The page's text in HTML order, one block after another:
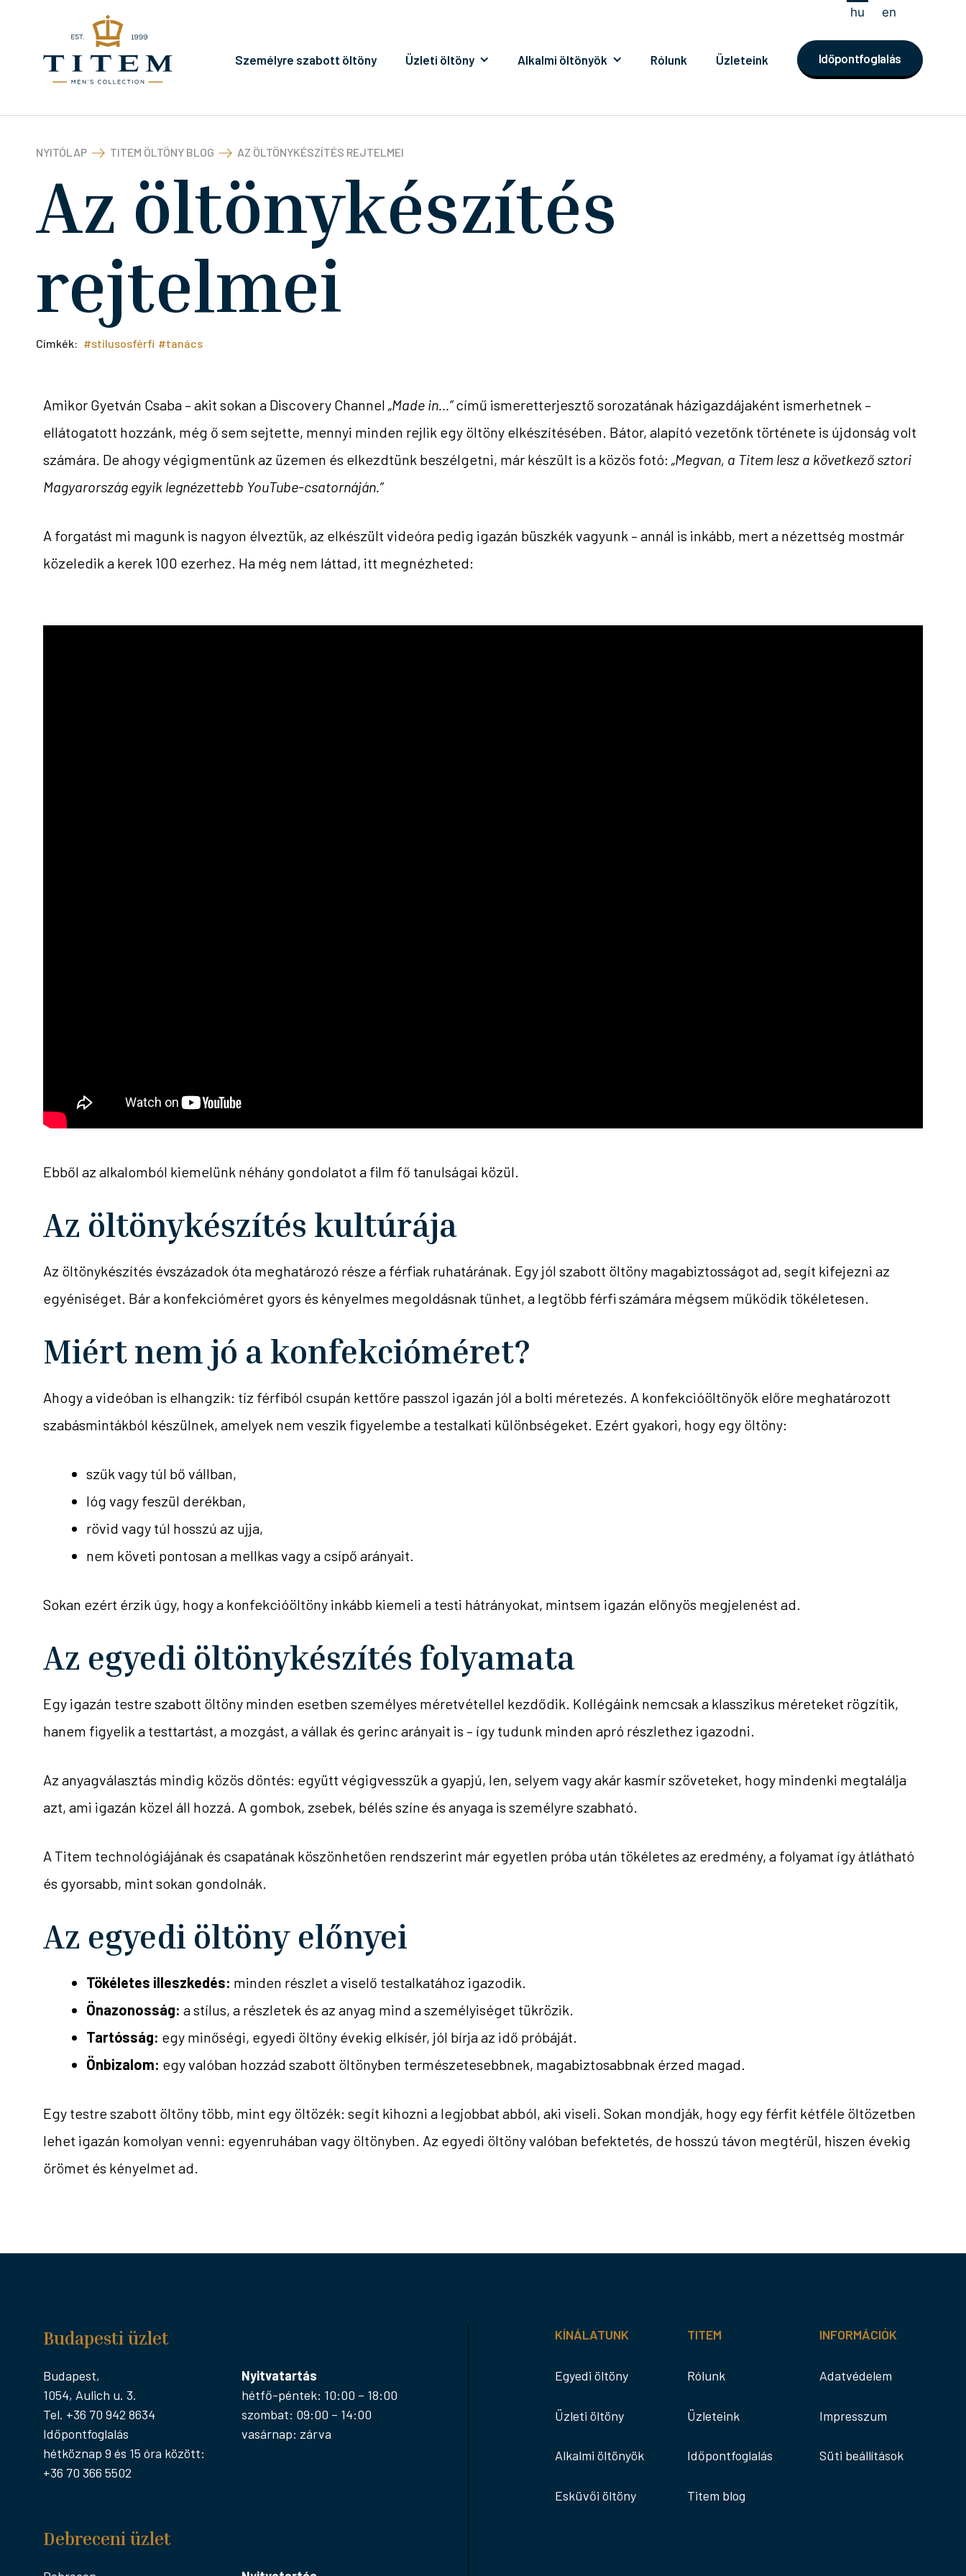
Személyre szabott öltöny Üzleti öltöny Alkalmi öltönyök Rólunk Üzleteink Időpontfoglalás
hu en
NYITÓLAP TITEM ÖLTÖNY BLOG AZ ÖLTÖNYKÉSZÍTÉS REJTELMEI
Az öltönykészítés
rejtelmei
Címkék: #stílusosférfi #tanács
Amikor Gyetván Csaba – akit sokan a Discovery Channel „Made in…”című ismeretterjesztő sorozatának házigazdájaként ismerhetnek –
ellátogatott hozzánk, még ő sem sejtette, mennyi minden rejlik egy öltöny elkészítésében. Bátor, alapító vezetőnk története is újdonság volt
számára. De ahogy végigmentünk az üzemen és elkezdtünk beszélgetni, már készült is a közös fotó: „Megvan, a Titem lesz a következő sztori
Magyarország egyik legnézettebb YouTube-csatornáján.”
A forgatást mi magunk is nagyon élveztük, az elkészült videóra pedig igazán büszkék vagyunk – annál is inkább, mert a nézettség mostmár
közeledik a kerek 100 ezerhez. Ha még nem láttad, itt megnézheted:
Ebből az alkalomból kiemelünk néhány gondolatot a film fő tanulságai közül.
Az öltönykészítés kultúrája
Az öltönykészítés évszázadok óta meghatározó része a férfiak ruhatárának. Egy jól szabott öltöny magabiztosságot ad, segít kifejezni az
egyéniséget. Bár a konfekcióméret gyors és kényelmes megoldásnak tűnhet, a legtöbb férfi számára mégsem működik tökéletesen.
Miért nem jó a konfekcióméret?
Ahogy a videóban is elhangzik: tíz férfiból csupán kettőre passzol igazán jól a bolti méretezés. A konfekcióöltönyök előre meghatározott
szabásmintákból készülnek, amelyek nem veszik figyelembe a testalkati különbségeket. Ezért gyakori, hogy egy öltöny:
szűk vagy túl bő vállban,
lóg vagy feszül derékban,
rövid vagy túl hosszú az ujja,
nem követi pontosan a mellkas vagy a csípő arányait.
Sokan ezért érzik úgy, hogy a konfekcióöltöny inkább kiemeli a testi hátrányokat, mintsem igazán előnyös megjelenést ad.
Az egyedi öltönykészítés folyamata
Egy igazán testre szabott öltöny minden esetben személyes méretvétellel kezdődik. Kollégáink nemcsak a klasszikus méreteket rögzítik,
hanem figyelik a testtartást, a mozgást, a vállak és gerinc arányait is – így tudunk minden apró részlethez igazodni.
Az anyagválasztás mindig közös döntés: együtt végigvesszük a gyapjú, len, selyem vagy akár kasmír szöveteket, hogy mindenki megtalálja
azt, ami igazán közel áll hozzá. A gombok, zsebek, bélés színe és anyaga is személyre szabható.
A Titem technológiájának és csapatának köszönhetően rendszerint már egyetlen próba után tökéletes az eredmény, a folyamat így átlátható
és gyorsabb, mint sokan gondolnák.
Az egyedi öltöny előnyei
Tökéletes illeszkedés: minden részlet a viselő testalkatához igazodik.
Önazonosság: a stílus, a részletek és az anyag mind a személyiséget tükrözik.
Tartósság: egy minőségi, egyedi öltöny évekig elkísér, jól bírja az idő próbáját.
Önbizalom: egy valóban hozzád szabott öltönyben természetesebbnek, magabiztosabbnak érzed magad.
Egy testre szabott öltöny több, mint egy öltözék: segít kihozni a legjobbat abból, aki viseli. Sokan mondják, hogy egy férfit kétféle öltözetben
lehet igazán komolyan venni: egyenruhában vagy öltönyben. Az egyedi öltöny valóban befektetés, de hosszú távon megtérül, hiszen évekig
örömet és kényelmet ad.
Budapesti üzlet
Budapest,
1054, Aulich u. 3.
Tel. +36 70 942 8634
Időpontfoglalás
hétköznap 9 és 15 óra között:
+36 70 366 5502
Nyitvatartás
hétfő-péntek: 10:00 – 18:00
szombat: 09:00 – 14:00
vasárnap: zárva
Debreceni üzlet
KÍNÁLATUNK
Egyedi öltöny
Üzleti öltöny
Alkalmi öltönyök
Esküvői öltöny
TITEM
Rólunk
Üzleteink
Időpontfoglalás
Titem blog
INFORMÁCIÓK
Adatvédelem
Impresszum
Süti beállítások